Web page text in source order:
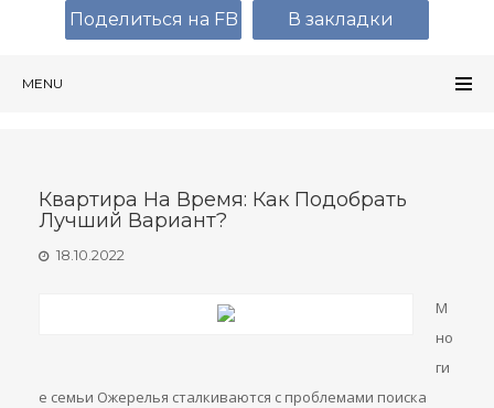
MENU
Квартира На Время: Как Подобрать
Лучший Вариант?
18.10.2022
М
но
ги
е семьи Ожерелья сталкиваются с проблемами поиска
Поделиться на FB В закладки